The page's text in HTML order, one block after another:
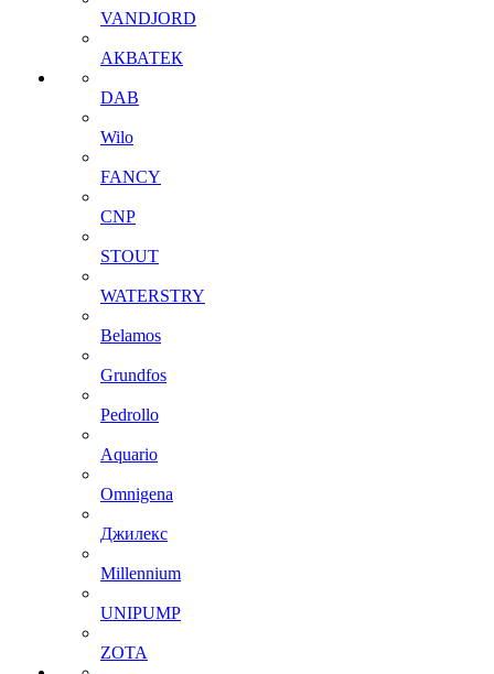
VANDJORD
АКВАТЕК
DAB
Wilo
FANCY
CNP
STOUT
WATERSTRY
Belamos
Grundfos
Pedrollo
Aquario
Omnigena
Джилекс
Millennium
UNIPUMP
ZOTA